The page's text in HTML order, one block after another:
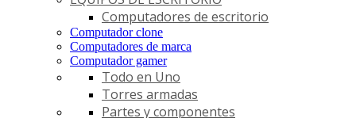
Computadores de escritorio
Computador clone
Computadores de marca
Computador gamer
Todo en Uno
Torres armadas
Partes y componentes